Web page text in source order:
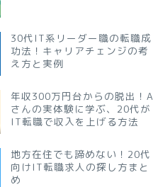
30代IT系リーダー職の転職成
功法！キャリアチェンジの考
え方と実例
年収300万円台からの脱出！A
さんの実体験に学ぶ、20代が
IT転職で収入を上げる方法
地方在住でも諦めない！20代
向けIT転職求人の探し方まと
め